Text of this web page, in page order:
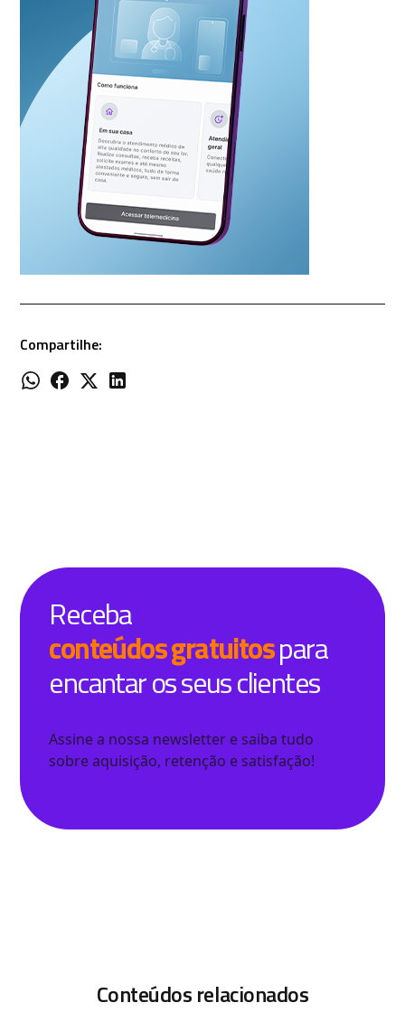
Compartilhe:
Receba
conteúdos gratuitospara
encantar os seus clientes
Assine a nossa newsletter e saiba tudo
sobre aquisição, retenção e satisfação!
Conteúdos relacionados